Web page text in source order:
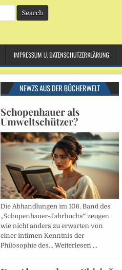
IMPRESSUM U. DATENSCHUTZERKLÄRUNG
NEWZS AUS DER BÜCHERWELT
Schopenhauer als
Umweltschützer?
Die Abhandlungen im 106. Band des
„Schopenhauer-Jahrbuchs“ zeugen
wie nicht anders zu erwarten von
einer intimen Kenntnis der
Philosophie des… Weiterlesen …